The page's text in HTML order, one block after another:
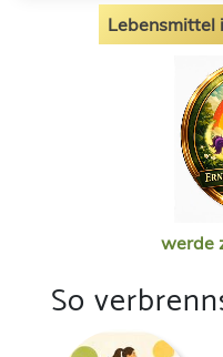
Lebensmittel
werde
So